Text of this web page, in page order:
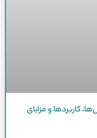
کاربردها و مزایای